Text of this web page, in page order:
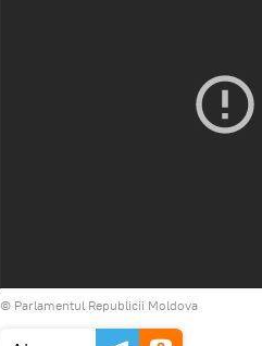
© Parlamentul Republicii Moldova